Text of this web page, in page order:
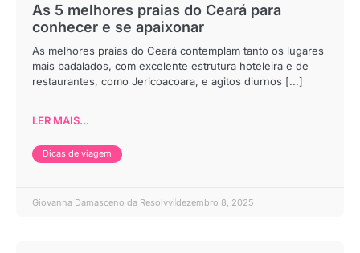
As 5 melhores praias do Ceará para
conhecer e se apaixonar
As melhores praias do Ceará contemplam tanto os lugares
mais badalados, com excelente estrutura hoteleira e de
restaurantes, como Jericoacoara, e agitos diurnos [...]
LER MAIS...
Dicas de viagem
Giovanna Damasceno da Resolvvidezembro 8, 2025